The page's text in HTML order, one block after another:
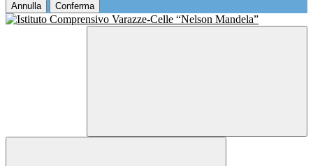
Annulla Conferma